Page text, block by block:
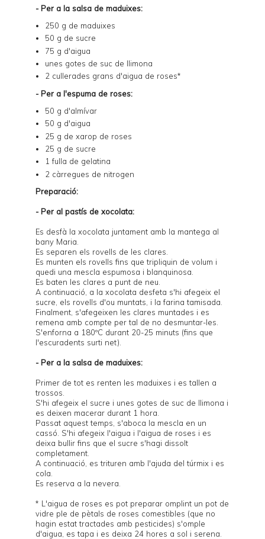
- Per a la salsa de maduixes:
250 g de maduixes
50 g de sucre
75 g d'aigua
unes gotes de suc de llimona
2 cullerades grans d'aigua de roses*
- Per a l'espuma de roses:
50 g d'almívar
50 g d'aigua
25 g de xarop de roses
25 g de sucre
1 fulla de gelatina
2 càrregues de nitrogen
Preparació:
- Per al pastís de xocolata:
Es desfà la xocolata juntament amb la mantega al
bany Maria.
Es separen els rovells de les clares.
Es munten els rovells fins que tripliquin de volum i
quedi una mescla espumosa i blanquinosa.
Es baten les clares a punt de neu.
A continuació, a la xocolata desfeta s'hi afegeix el
sucre, els rovells d'ou muntats, i la farina tamisada.
Finalment, s'afegeixen les clares muntades i es
remena amb compte per tal de no desmuntar-les.
S'enforna a 180ºC durant 20-25 minuts (fins que
l'escuradents surti net).
- Per a la salsa de maduixes:
Primer de tot es renten les maduixes i es tallen a
trossos.
S'hi afegeix el sucre i unes gotes de suc de llimona i
es deixen macerar durant 1 hora.
Passat aquest temps, s'aboca la mescla en un
cassó. S'hi afegeix l'aigua i l'aigua de roses i es
deixa bullir fins que el sucre s'hagi dissolt
completament.
A continuació, es trituren amb l'ajuda del túrmix i es
cola.
Es reserva a la nevera.
* L'aigua de roses es pot preparar omplint un pot de
vidre ple de pètals de roses comestibles (que no
hagin estat tractades amb pesticides) s'omple
d'aigua, es tapa i es deixa 24 hores a sol i serena.